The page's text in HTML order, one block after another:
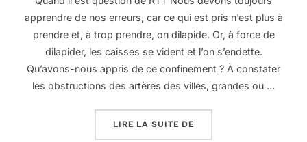
apprendre de nos erreurs, car ce qui est pris n’est plus à
prendre et, à trop prendre, on dilapide. Or, à force de
dilapider, les caisses se vident et l’on s’endette.
Qu’avons-nous appris de ce confinement ? À constater
les obstructions des artères des villes, grandes ou …
LIRE LA SUITE DE